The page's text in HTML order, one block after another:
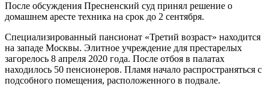
После обсуждения Пресненский суд принял решение о
домашнем аресте техника на срок до 2 сентября.
Специализированный пансионат «Третий возраст» находится
на западе Москвы. Элитное учреждение для престарелых
загорелось 8 апреля 2020 года. После отбоя в палатах
находилось 50 пенсионеров. Пламя начало распространяться с
подсобного помещения, расположенного в подвале.